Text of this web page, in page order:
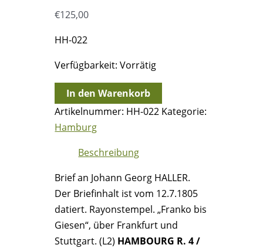
€125,00
HH-022
Verfügbarkeit: Vorrätig
23.10.1807
-
Hamburg
Giessen
Hofen
(Württemberg)
Menge
In den Warenkorb
Artikelnummer: HH-022 Kategorie:
Hamburg
Beschreibung
Brief an Johann Georg HALLER.
Der Briefinhalt ist vom 12.7.1805
datiert. Rayonstempel. „Franko bis
Giesen“, über Frankfurt und
Stuttgart. (L2) HAMBOURG R. 4 /